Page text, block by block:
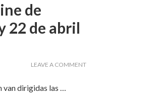
de
22 de abril
LEAVE A COMMENT
van dirigidas las …